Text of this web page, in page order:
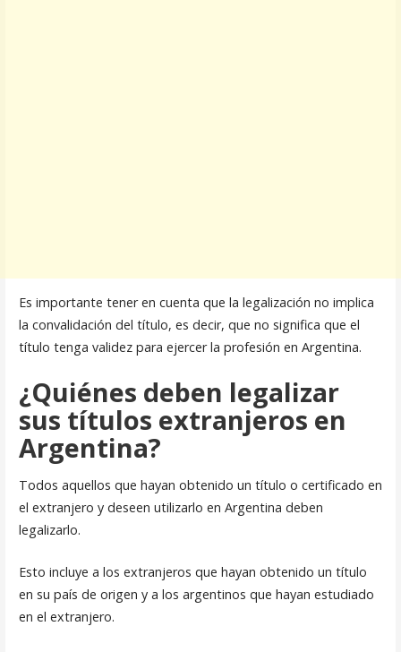
Es importante tener en cuenta que la legalización no implica
la convalidación del título, es decir, que no significa que el
título tenga validez para ejercer la profesión en Argentina.
¿Quiénes deben legalizar
sus títulos extranjeros en
Argentina?
Todos aquellos que hayan obtenido un título o certificado en
el extranjero y deseen utilizarlo en Argentina deben
legalizarlo.
Esto incluye a los extranjeros que hayan obtenido un título
en su país de origen y a los argentinos que hayan estudiado
en el extranjero.